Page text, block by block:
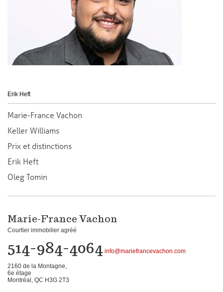
Erik Heft
Marie-France Vachon
Keller Williams
Prix et distinctions
Erik Heft
Oleg Tomin
Marie-France Vachon
Courtier immobilier agréé
514-984-4064 info@mariefrancevachon.com
2160 de la Montagne,
6e étage
Montréal, QC H3G 2T3